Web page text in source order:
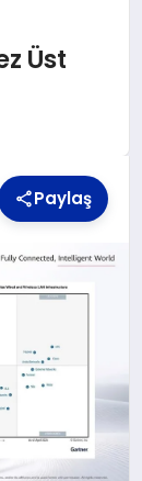
Üst
Paylaş